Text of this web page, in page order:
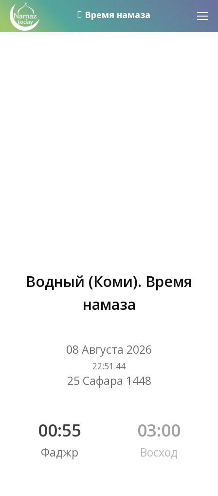
Время намаза
Водный (Коми). Время
намаза
08 Августа 2026
22:51 :45
25 Сафара 1448
00:55
Фаджр
03:00
Восход